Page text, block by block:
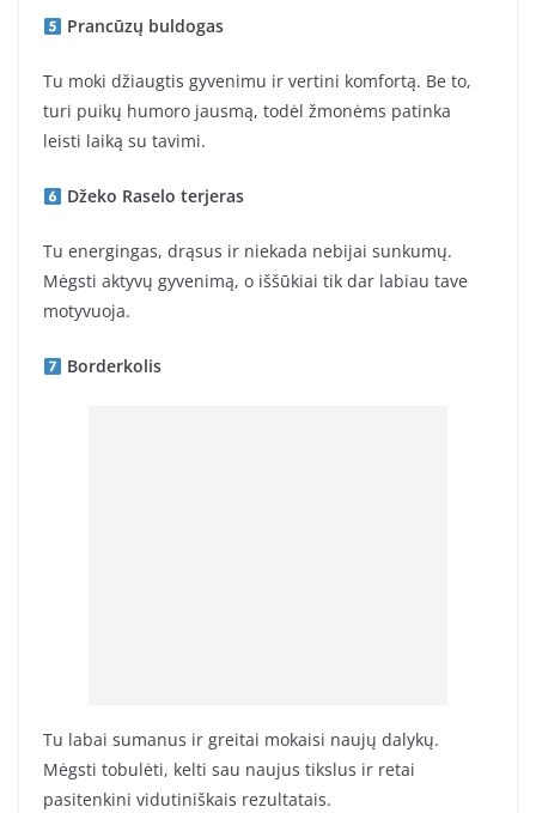
Prancūzų buldogas
Tu moki džiaugtis gyvenimu ir vertini komfortą. Be to,
turi puikų humoro jausmą, todėl žmonėms patinka
leisti laiką su tavimi.
Džeko Raselo terjeras
Tu energingas, drąsus ir niekada nebijai sunkumų.
Mėgsti aktyvų gyvenimą, o iššūkiai tik dar labiau tave
motyvuoja.
Borderkolis
Tu labai sumanus ir greitai mokaisi naujų dalykų.
Mėgsti tobulėti, kelti sau naujus tikslus ir retai
pasitenkini vidutiniškais rezultatais.